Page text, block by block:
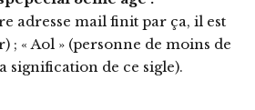
adresse mail finit par ça, il est
; « Aol » (personne de moins de
signification de ce sigle).